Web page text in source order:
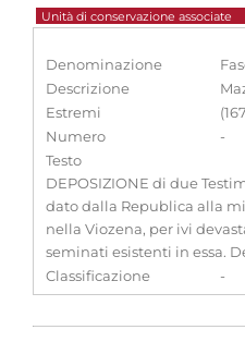
Unità di conservazione associate
Denominazione
Descrizione
Estremi
Numero
-
Testo
DEPOSIZIONE di due
dato dalla Republica alla
nella Viozena, per ivi
seminati esistenti in essa.
Classificazione
-